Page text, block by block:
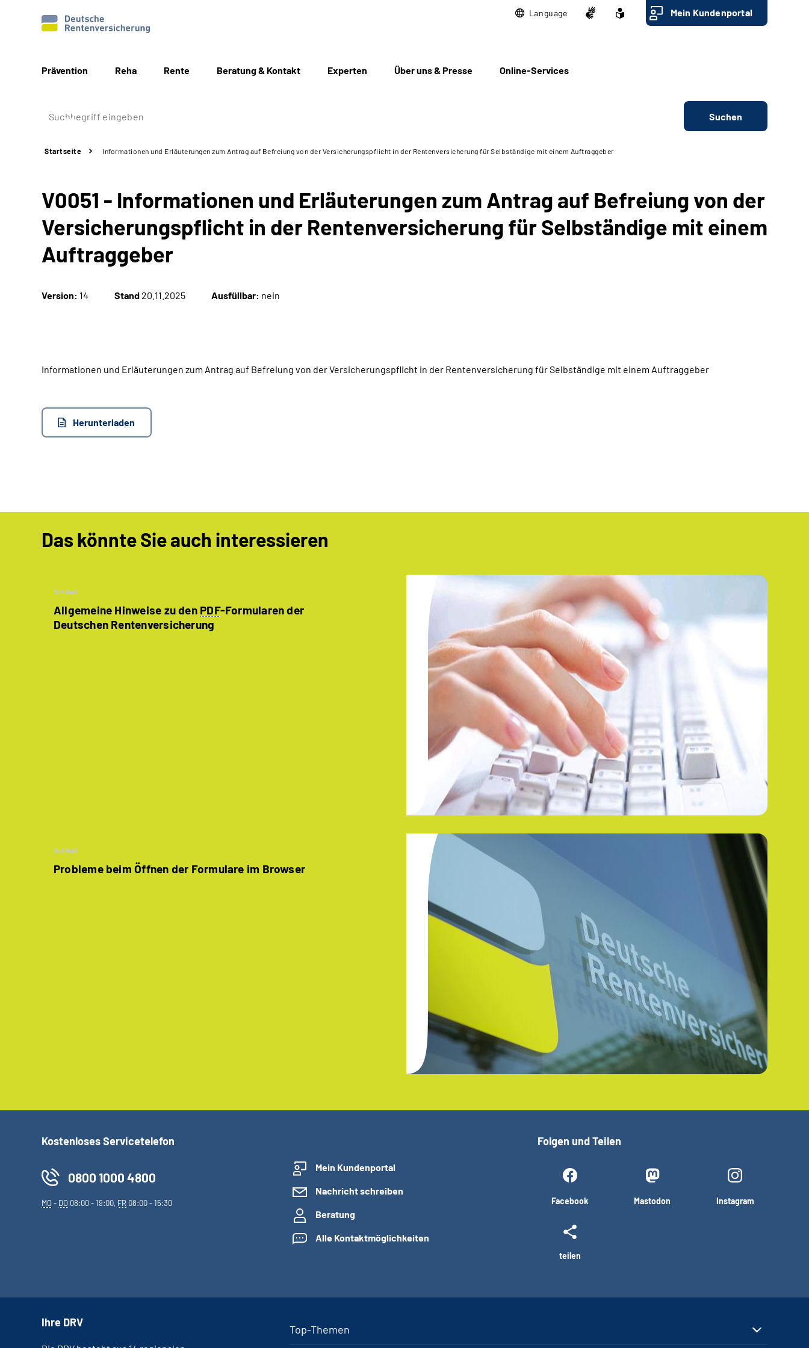
Language Mein Kundenportal
Prävention Reha Rente Beratung & Kontakt Experten Über uns & Presse Online-Services
Suchen
Startseite Informationen und Erläuterungen zum Antrag auf Befreiung von der Versicherungspflicht in der Rentenversicherung für Selbständige mit einem Auftraggeber
V0051 - Informationen und Erläuterungen zum Antrag auf Befreiung von der
Versicherungspflicht in der Rentenversicherung für Selbständige mit einem
Auftraggeber
Version: 14 Stand 20.11.2025 Ausfüllbar: nein
Informationen und Erläuterungen zum Antrag auf Befreiung von der Versicherungspflicht in der Rentenversicherung für Selbständige mit einem Auftraggeber
Herunterladen
Das könnte Sie auch interessieren
Artikel
Allgemeine Hinweise zu den PDF-Formularen der
Deutschen Rentenversicherung
Artikel
Probleme beim Öffnen der Formulare im Browser
Kostenloses Servicetelefon
0800 1000 4800
MO- DO 08:00 - 19:00, FR 08:00 - 15:30
Mein Kundenportal
Nachricht schreiben
Beratung
Alle Kontaktmöglichkeiten
Folgen und Teilen
Facebook Mastodon Instagram
teilen
Top-Themen
Ihre DRV